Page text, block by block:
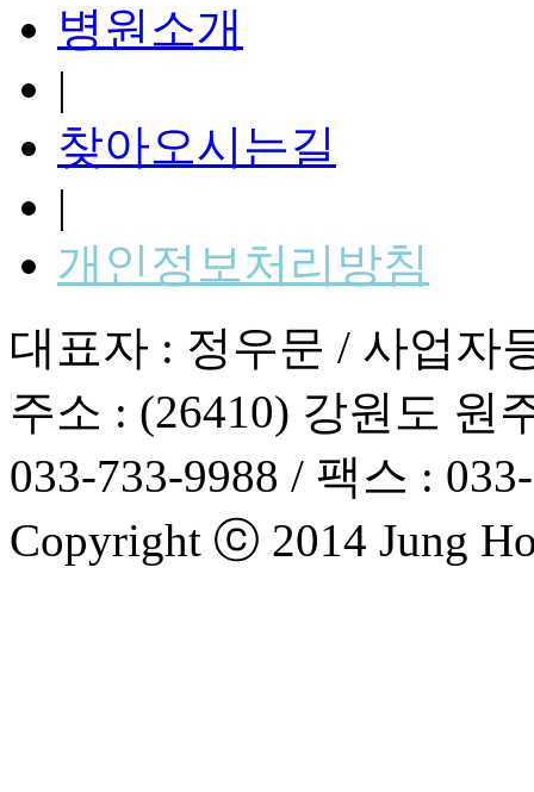
병원소개
|
찾아오시는길
|
개인정보처리방침
대표자 : 정우문 / 사업자
주소 : (26410) 강원도 원
033-733-9988 / 팩스 :
Copyright ⓒ 2014 Jung